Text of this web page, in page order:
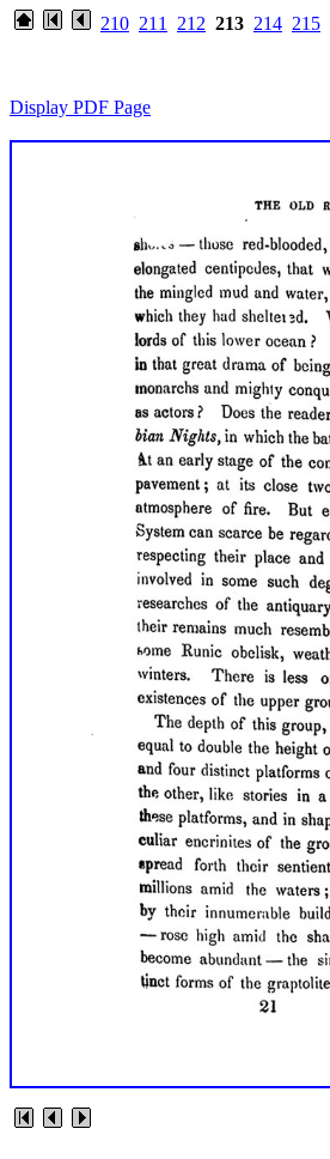
210 211 212 213 214 215
Display PDF Page